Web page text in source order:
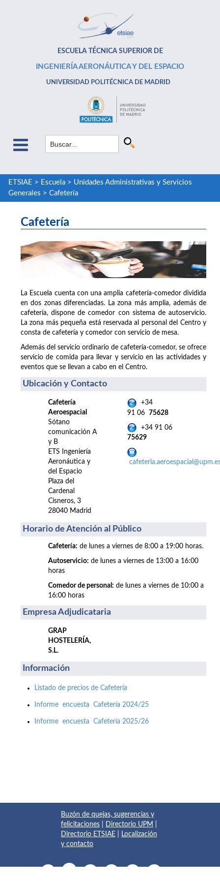
ESCUELA TÉCNICA SUPERIOR DE
INGENIERÍA AERONÁUTICA Y DEL ESPACIO
UNIVERSIDAD POLITÉCNICA DE MADRID
ETSIAE > Escuela> Unidades Administrativas y Servicios
Generales > Cafetería
Cafetería
La Escuela cuenta con una amplia cafetería-comedor dividida
en dos zonas diferenciadas. La zona más amplia, además de
cafetería, dispone de comedor con sistema de autoservicio.
La zona más pequeña está reservada al personal del Centro y
consta de cafetería y comedor con servicio de mesa.
Además del servicio ordinario de cafetería-comedor, se ofrece
servicio de comida para llevar y servicio en las actividades y
eventos que se llevan a cabo en el Centro.
Ubicación y Contacto
Cafetería
Aeroespacial
Sótano
comunicación A
y B
ETS Ingeniería
Aeronáutica y
del Espacio
Plaza del
Cardenal
Cisneros, 3
28040 Madrid
+34
91 06 75628
+34 91 06
75629
Horario de Atención al Público
Cafetería: de lunes a viernes de 8:00 a 19:00 horas.
Autoservicio: de lunes a viernes de 13:00 a 16:00
horas
Comedor de personal: de lunes a viernes de 10:00 a
16:00 horas
Empresa Adjudicataria
GRAP
HOSTELERÍA,
S.L.
Información
Listado de precios de Cafetería
Informe encuesta Cafetería 2024/25
Informe encuesta Cafetería 2025/26
Buzón de quejas, sugerencias y
felicitaciones
Directorio UPM
Directorio ETSIAE
Localización
y contacto